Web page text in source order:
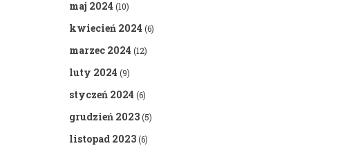
maj 2024 (10)
kwiecień 2024 (6)
marzec 2024 (12)
luty 2024 (9)
styczeń 2024 (6)
grudzień 2023(5)
listopad 2023(6)